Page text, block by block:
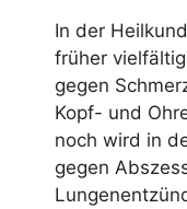
In der
früher
gegen
Kopf- und
noch wird in
gegen